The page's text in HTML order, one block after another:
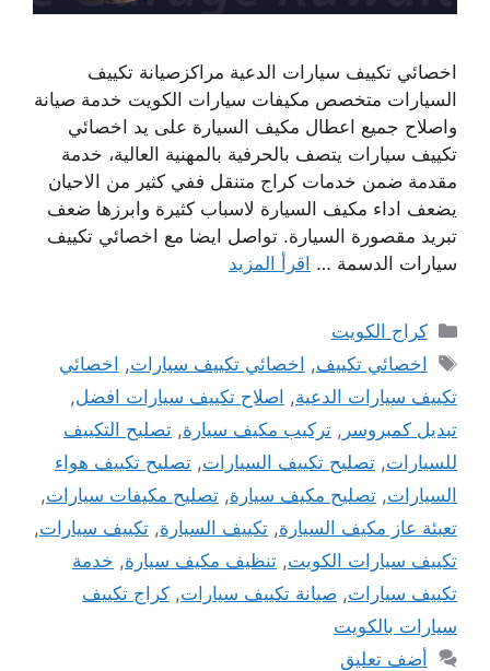
اخصائي تكييف سيارات الدعية مراكزصيانة تكييف
السيارات متخصص مكيفات سيارات الكويت خدمة صيانة
واصلاح جميع اعطال مكيف السيارة على يد اخصائي
تكييف سيارات يتصف بالحرفية بالمهنية العالية، خدمة
مقدمة ضمن خدمات كراج متنقل ففي كثير من الاحيان
يضعف اداء مكيف السيارة لاسباب كثيرة وابرزها ضعف
تبريد مقصورة السيارة. تواصل ايضا مع اخصائي تكييف
سيارات الدسمة … اقرأ المزيد
التصنيفات
كراج الكويت
الوسوم
اخصائي تكييف, اخصائي تكييف سيارات, اخصائي
تكييف سيارات الدعية, اصلاح تكييف سيارات افضل,
تبديل كمبروسر , تركيب مكيف سيارة, تصليح التكييف
للسيارات, تصليح تكييف السيارات, تصليح تكييف هواء
السيارات, تصليح مكيف سيارة, تصليح مكيفات سيارات,
تعبئة عاز مكيف السيارة, تكييف السيارة, تكييف سيارات,
تكييف سيارات الكويت, تنظيف مكيف سيارة, خدمة
تكييف سيارات, صيانة تكييف سيارات, كراج تكييف
سيارات بالكويت
أضف تعليق